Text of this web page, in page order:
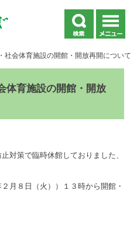
社会体育施設の開館・開放再開について
体育施設の開館・開放
対策で臨時休館しておりました、
月８日（火））１３時から開館・